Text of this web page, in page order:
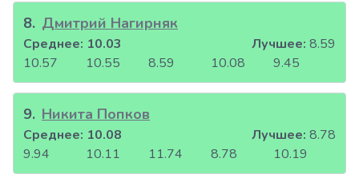
8. Дмитрий Нагирняк
10.57 10.55 8.59 10.08 9.45
Среднее: 10.03 Лучшее: 8.59
9. Никита Попков
9.94 10.11 11.74 8.78 10.19
Среднее: 10.08 Лучшее: 8.78